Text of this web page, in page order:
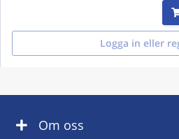
Logga in eller
Om oss